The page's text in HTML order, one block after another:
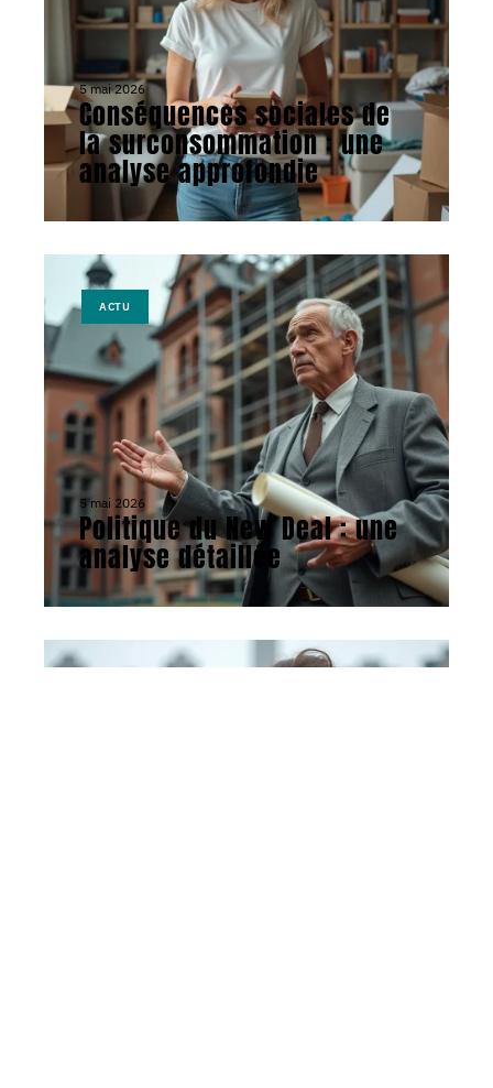
5 mai 2026
Conséquences sociales de
la surconsommation : une
analyse approfondie
ACTU
5 mai 2026
Politique du New Deal : une
analyse détaillée